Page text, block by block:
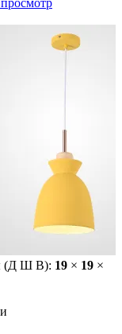
(Д Ш В): 19 × 19 ×